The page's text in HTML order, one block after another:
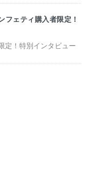
定！特別インタビュー
フェティ購入者限定！